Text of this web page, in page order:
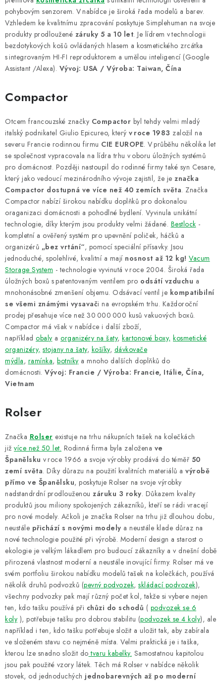
pohybovým senzorem. V nabídce je široká řada modelů a barev.
Vzhledem ke kvalitnímu zpracování poskytuje Simplehuman na svoje
produkty prodloužené záruky 5 a 10 let. Je lídrem v technologii
bezdotykových košů ovládaných hlasem a kosmetického zrcátka
s integrovaným HI-FI reproduktorem a umělou inteligencí (Google
Assistant /Alexa). Vývoj: USA / Výroba: Taiwan, Čína
Compactor
Otcem francouzské značky Compactor byl tehdy velmi mladý
italský podnikatel Giulio Epicureo, který v roce 1983 založil na
severu Francie rodinnou firmu CIE EUROPE. V průběhu několika let
se společnost vypracovala na lídra trhu v oboru úložných systémů
pro domácnost. Později nastoupil do rodinné firmy také syn Cesare,
který jako vedoucí mezinárodního vývoje zajistil, že je značka
Compactor dostupná ve více než 40 zemích světa. Značka
Compactor nabízí širokou nabídku doplňků pro dokonalou
oraganizaci domácnosti a pohodlné bydlení. Vyvinula unikátní
technologie, díky kterým jsou produkty velmi žádané. Bestlock -
kompletní a ověřený systém pro upevnění poliček, háčků a
organizérů „bez vrtání“, pomocí speciální přísavky. Jsou
jednoduché, spolehlivé, kvalitní a majínosnost až 12 kg! Vacum
Storage System - technologie vyvinutá v roce 2004. Široká řada
úložných boxů s patentovaným ventilem pro odsátí vzduchu a
mnohonásobné zmenšení objemu. Odsávací ventil je kompatibilní
se všemi známými vysavači na evropském trhu. Každoroční
prodej přesahuje více než 30 000 000 kusů vakuových boxů.
Compactor má však v nabídce i další zboží,
například obaly a organizéry na šaty, kartonové boxy, kosmetické
organizéry, stojany na šaty, košíky, dávkovače
mýdla, ramínka, botníky a mnoho dalších doplňků do
domácnosti. Vývoj: Francie / Výroba: Francie, Itálie, Čína,
Vietnam
Rolser
Značka Rolser existuje na trhu nákupních tašek na kolečkách
již více než 50 let. Rodinná firma byla založena ve
Španělsku v roce 1966 a svoje výrobky prodává do téměř 50
zemí světa. Díky důrazu na použití kvalitních materiálů a výrobě
přímo ve Španělsku, poskytuje Rolser na svoje výrobky
nadstandrdní prodlouženou záruku 3 roky. Důkazem kvality
produktů jsou miliony spokojených zákazníků, kteří se rádi vracejí
pro nové modely. Ačkoli je značka Rolser na trhu již dlouhou dobu,
neustále přichází s novými modely a neustále klade důraz na
nové technologie použité při výrobě. Moderní design a starost o
ekologie je velkým lákadlem pro budoucí zákazníky a v dnešní době
přirozená vlastnost moderní a neustále inovující firmy. Rolser má ve
svém portfoliu širokou nabídku modelů tašek na kolečkách, používá
několik druhů podvozků (pevný podvozek, skládací podvozek),
všechny podvozky pak mají různý počet kol, takže si vybere nejen
ten, kdo tašku používá při chůzi do schodů ( podvozek se 6
koly ), potřebuje tašku pro dobrou stabilitu (podvozek se 4 koly), ale
například i ten, kdo tašku potřebuje složit a uložit tak, aby zabírala
ve složeném stavu co nejméně místa. Velmi praktická je i taška,
kterou lze snadno složit do tvaru kabelky. Samostatnou kapitolou
jsou pak použité vzory látek. Těch má Rolser v nabídce několik
stovek, od jednoduchých jednobarevných až po moderní